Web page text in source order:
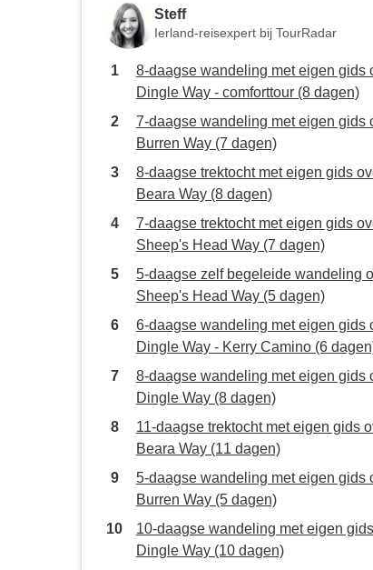
Steff
Ierland-reisexpert bij TourRadar
8-daagse wandeling met eigen gids
Dingle Way - comforttour (8 dagen)
7-daagse wandeling met eigen gids
Burren Way (7 dagen)
8-daagse trektocht met eigen gids
Beara Way (8 dagen)
7-daagse trektocht met eigen gids
Sheep's Head Way (7 dagen)
5-daagse zelf begeleide wandeling
Sheep's Head Way (5 dagen)
6-daagse wandeling met eigen gids
Dingle Way - Kerry Camino (6
8-daagse wandeling met eigen gids
Dingle Way (8 dagen)
11-daagse trektocht met eigen gids
Beara Way (11 dagen)
5-daagse wandeling met eigen gids
Burren Way (5 dagen)
10-daagse wandeling met eigen
Dingle Way (10 dagen)